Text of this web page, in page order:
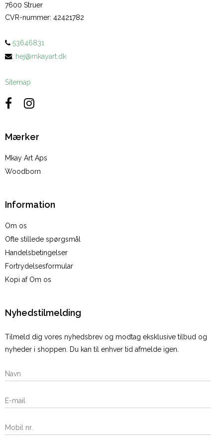
7600 Struer
CVR-nummer: 42421782
53646831
: hej@mkayart.dk
Sitemap
Mærker
Mkay Art Aps
Woodborn
Information
Om os
Ofte stillede spørgsmål
Handelsbetingelser
Fortrydelsesformular
Kopi af Om os
Nyhedstilmelding
Tilmeld dig vores nyhedsbrev og modtag eksklusive tilbud og
nyheder i shoppen. Du kan til enhver tid afmelde igen.